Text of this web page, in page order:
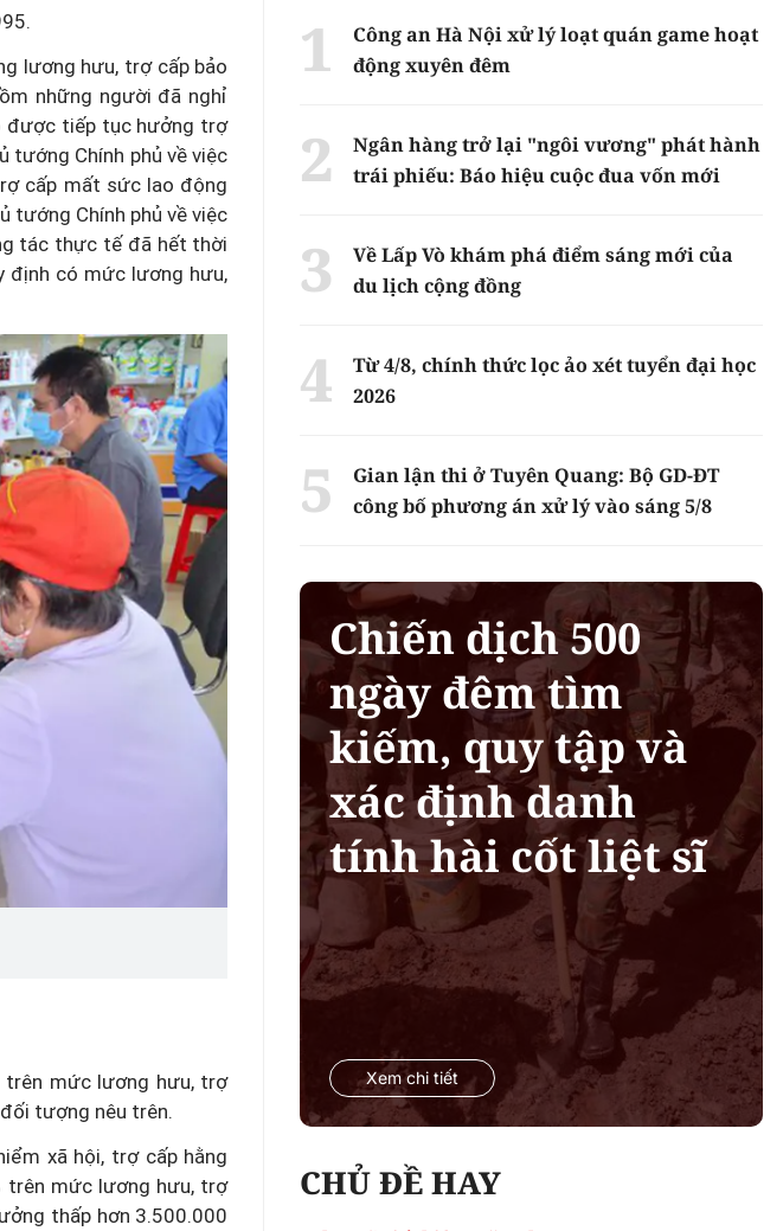
lương hưu, trợ cấp bảo
những người đã nghỉ
được tiếp tục hưởng trợ
tướng Chính phủ về việc
cấp mất sức lao động
tướng Chính phủ về việc
tác thực tế đã hết thời
định có mức lương hưu,
trên mức lương hưu, trợ
tượng nêu trên.
xã hội, trợ cấp hằng
trên mức lương hưu, trợ
thấp hơn 3.500.000
Công an Hà Nội xử lý loạt quán game hoạt
động xuyên đêm
Ngân hàng trở lại "ngôi vương" phát hành
trái phiếu: Báo hiệu cuộc đua vốn mới
Về Lấp Vò khám phá điểm sáng mới của
du lịch cộng đồng
Từ 4/8, chính thức lọc ảo xét tuyển đại học
2026
Gian lận thi ở Tuyên Quang: Bộ GD-ĐT
công bố phương án xử lý vào sáng 5/8
Chiến dịch 500
ngày đêm tìm
kiếm, quy tập và
xác định danh
tính hài cốt liệt sĩ
Xem chi tiết
CHỦ ĐỀ HAY